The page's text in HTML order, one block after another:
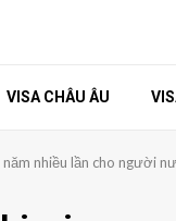
VISA CHÂU ÂU
nhiều lần cho người